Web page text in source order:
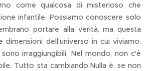
come qualcosa di misterioso che
infantile. Possiamo conoscere solo
portare alla verità, ma questa
dimensioni dell'universo in cui viviamo,
irraggiungibili. Nel mondo, non c'è
Tutto sta cambiando.Nulla è, se non